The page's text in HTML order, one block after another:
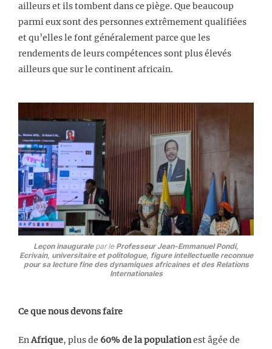
ailleurs et ils tombent dans ce piège. Que beaucoup
parmi eux sont des personnes extrêmement qualifiées
et qu’elles le font généralement parce que les
rendements de leurs compétences sont plus élevés
ailleurs que sur le continent africain.
Leçon inauguralepar le Professeur Jean-Emmanuel Pondi,
Ecrivain, universitaire et politologue, figure intellectuelle reconnue
pour sa lecture fine des dynamiques africaines et des Relations
Internationales
Ce que nous devons faire
En Afrique, plus de 60% de la populationest âgée de